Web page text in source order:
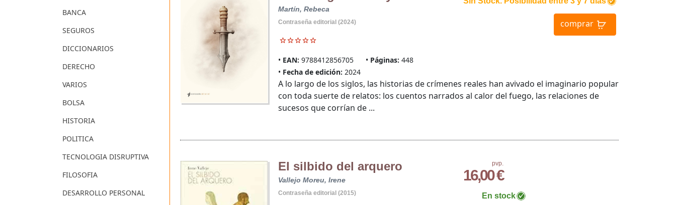
BANCA
SEGUROS
DICCIONARIOS
DERECHO
VARIOS
BOLSA
HISTORIA
POLITICA
TECNOLOGIA DISRUPTIVA
FILOSOFIA
DESARROLLO PERSONAL
Martín, Rebeca
Contraseña editorial (2024)
EAN: 9788412856705 Páginas: 448
Fecha de edición: 2024
comprar
A lo largo de los siglos, las historias de crímenes reales han avivado el imaginario popular
con toda suerte de relatos: los cuentos narrados al calor del fuego, las relaciones de
sucesos que corrían de ...
El silbido del arquero
Vallejo Moreu, Irene
Contraseña editorial (2015)
pvp.
16,00 €
En stock